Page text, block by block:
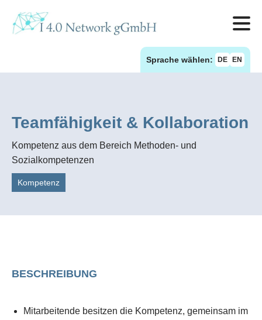
Sprache wählen: DE EN
Teamfähigkeit & Kollaboration
Kompetenz aus dem Bereich Methoden- und
Sozialkompetenzen
Kompetenz
BESCHREIBUNG
Mitarbeitende besitzen die Kompetenz, gemeinsam im